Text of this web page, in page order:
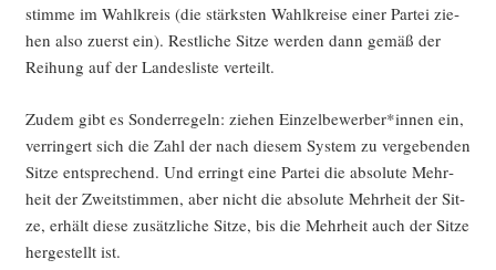
stim­me im Wahl­kreis (die stärks­ten Wahl­krei­se einer Par­tei zie­
hen also zuerst ein). Rest­li­che Sit­ze wer­den dann gemäß der
Rei­hung auf der Lan­des­lis­te verteilt.
Zudem gibt es Son­der­re­geln: zie­hen Einzelbewerber*innen ein,
ver­rin­gert sich die Zahl der nach die­sem Sys­tem zu ver­ge­ben­den
Sit­ze ent­spre­chend. Und erringt eine Par­tei die abso­lu­te Mehr­
heit der Zweit­stim­men, aber nicht die abso­lu­te Mehr­heit der Sit­
ze, erhält die­se zusätz­li­che Sit­ze, bis die Mehr­heit auch der Sit­ze
her­ge­stellt ist.